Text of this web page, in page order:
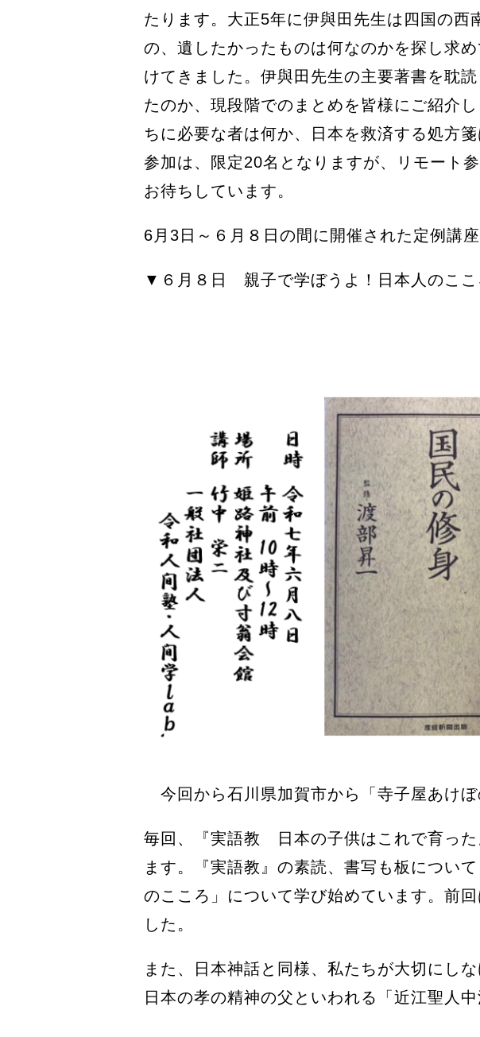
たります。大正5年に伊與田先生は四国の
の、遺したかったものは何なのかを探し求
けてきました。伊與田先生の主要著書を耽
たのか、現段階でのまとめを皆様にご紹介
ちに必要な者は何か、日本を救済する処方
参加は、限定20名となりますが、リモート
お待ちしています。
6月3日～６月８日の間に開催された定例講
▼６月８日 親子で学ぼうよ！日本人のこ
今回から石川県加賀市から「寺子屋あけぼ
毎回、『実語教 日本の子供はこれで育っ
ます。『実語教』の素読、書写も板につい
のこころ」について学び始めています。前
した。
また、日本神話と同様、私たちが大切にし
日本の孝の精神の父といわれる「近江聖人